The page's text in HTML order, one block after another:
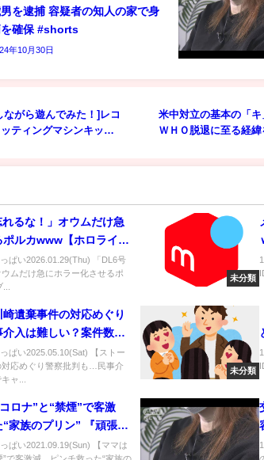
を逮捕 容疑者の知人の家で身
確保 #shorts
年10月30日
ながら遊んでみた！]レコ
ティングマシンキット
米中対立の基本の「
ＷＨＯ脱退に至る経
れるな！」オウムだけ急
ポルカwww【ホロライ
ぱい2026.01.29(Thu) 「DL6号
ムだけ急にホラー化させるポ
未分類
崎遺棄事件の対応めぐり
入は難しい？案件数で
ラ
ぱい2025.05.10(Sat) 【ストー
対応めぐり警察批判も…民事介
ャ...
未分類
ロナ”と“禁煙”で客激
家族のプリン” 『頑張る
ま』
ぱい2021.09.19(Sun) 【ママは